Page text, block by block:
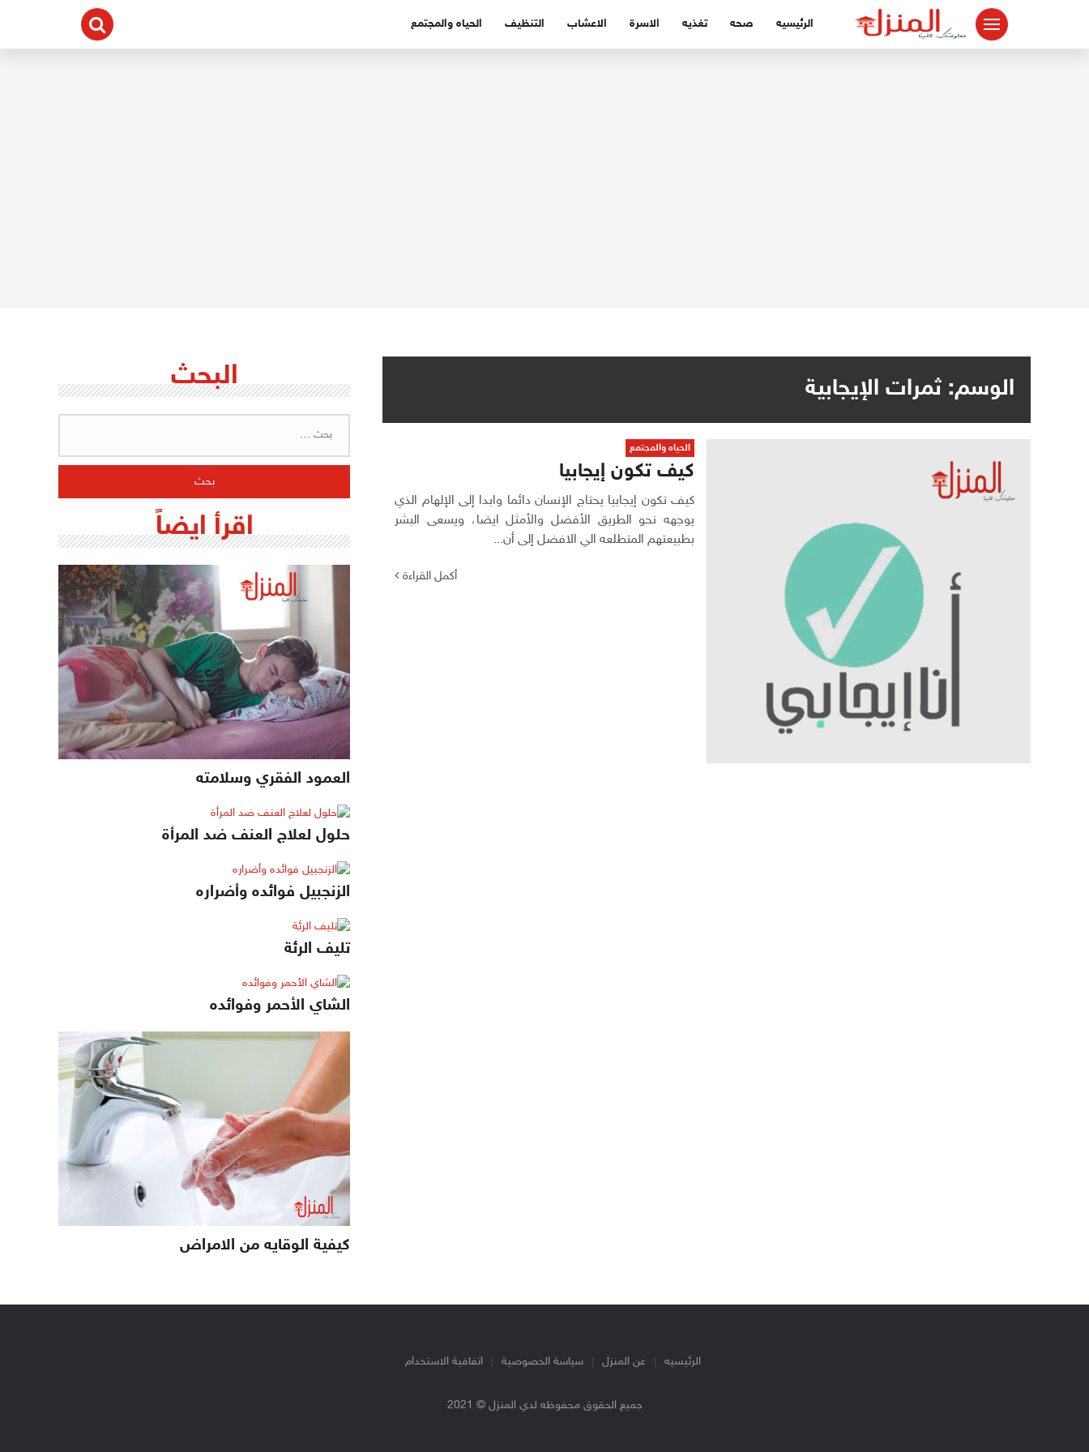
الرئيسيه صحه تغذيه الاسرة الاعشاب التنظيف الحياه والمجتمع
الوسم: ثمرات الإيجابية
الحياه والمجتمع
كيف تكون إيجابيا
كيف تكون إيجابيا يحتاج الإنسان دائما وابدا إلى الإلهام الذي
يوجهه نحو الطريق الأفضل والأمثل ايضا، ويسعى البشر
بطبيعتهم المتطلعه الي الافضل إلى أن...
أكمل القراءة
البحث
اقرأ ايضاً
العمود الفقري وسلامته
حلول لعلاج العنف ضد المرأة
الزنجبيل فوائده وأضراره
تليف الرئة
الشاي الأحمر وفوائده
كيفية الوقايه من الامراض
الرئيسيه عن المنزل سياسة الخصوصية اتفاقية الاستخدام
جميع الحقوق محفوظه لدي المنزل © 2021